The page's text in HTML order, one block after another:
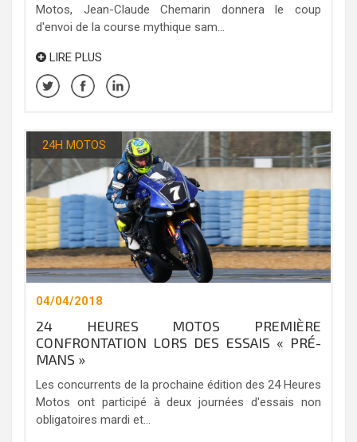
Motos, Jean-Claude Chemarin donnera le coup
d'envoi de la course mythique sam...
LIRE PLUS
24H MOTOS
04/04/2018
24 HEURES MOTOS PREMIÈRE
CONFRONTATION LORS DES ESSAIS « PRÉ-
MANS »
Les concurrents de la prochaine édition des 24 Heures
Motos ont participé à deux journées d'essais non
obligatoires mardi et...